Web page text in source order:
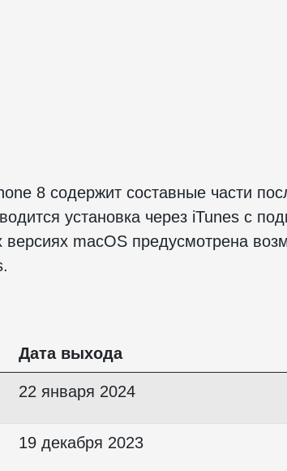
8 содержит составные части
установка через iTunes с
macOS предусмотрена
Дата выхода
22 января 2024
19 декабря 2023